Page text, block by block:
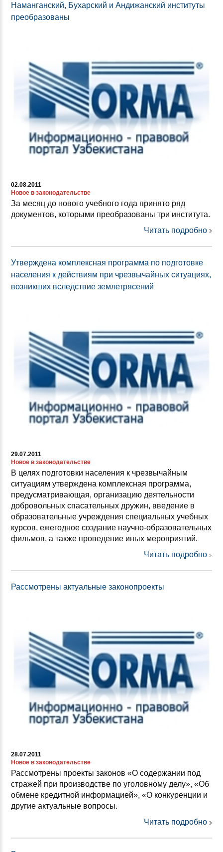
Наманганский, Бухарский и Андижанский институты
преобразованы
02.08.2011
Новое в законодательстве
За месяц до нового учебного года принято ряд
документов, которыми преобразованы три института.
Читать подробно
Утверждена комплексная программа по подготовке
населения к действиям при чрезвычайных ситуациях,
возникших вследствие землетрясений
29.07.2011
Новое в законодательстве
В целях подготовки населения к чрезвычайным
ситуациям утверждена комплексная программа,
предусматривающая, организацию деятельности
добровольных спасательных дружин, введение в
образовательные учреждения специальных учебных
курсов, ежегодное создание научно-образовательных
фильмов, а также проведение иных мероприятий.
Читать подробно
Рассмотрены актуальные законопроекты
28.07.2011
Новое в законодательстве
Рассмотрены проекты законов «О содержании под
стражей при производстве по уголовному делу», «Об
обмене кредитной информацией», «О конкуренции и
другие актуальные вопросы.
Читать подробно